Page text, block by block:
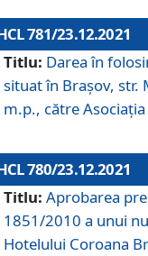
781/23.12.2021
Titlu: Darea în
situat în Braşov, str.
m.p., către
780/23.12.2021
Titlu: Aprobarea
1851/2010 a unui
Hotelului Coroana